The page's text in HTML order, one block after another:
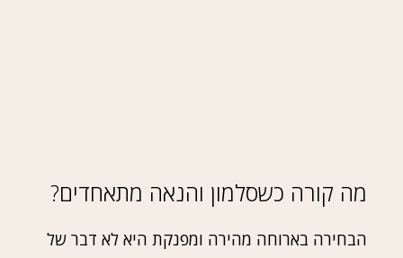
מה קורה כשסלמון והנאה מתאחדים?
הבחירה בארוחה מהירה ומפנקת היא לא דבר של